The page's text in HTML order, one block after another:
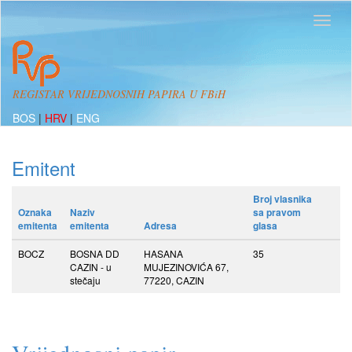
REGISTAR VRIJEDNOSNIH PAPIRA U FBiH
BOS | HRV | ENG
Emitent
Oznaka
emitenta
Naziv
emitenta
Adresa
Broj vlasnika
sa pravom
glasa
BOCZ
BOSNA DD
CAZIN - u
stečaju
HASANA
MUJEZINOVIĆA 67,
77220, CAZIN
35